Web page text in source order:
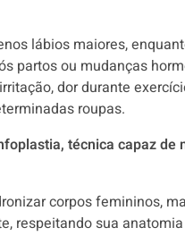
lábios maiores,
partos ou mudanças
dor durante
roupas.
técnica capaz de
corpos femininos,
respeitando sua